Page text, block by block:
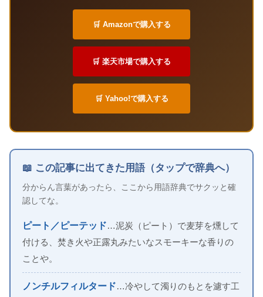
🛒 Amazonで購入する
🛒 楽天市場で購入する
🛒 Yahoo!で購入する
📖 この記事に出てきた用語（タップで辞典へ）
分からん言葉があったら、ここから用語辞典でサクッと確
認してな。
ピート／ピーテッド…泥炭（ピート）で麦芽を燻して
付ける、焚き火や正露丸みたいなスモーキーな香りの
ことや。
ノンチルフィルタード…冷やして濁りのもとを濾す工